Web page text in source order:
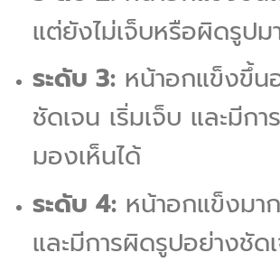
แต่ยังไม่เจ็บหรือผิดรูปม
ระดับ 3:หน้าอกแข็งขึ้น
ชัดเจน เริ่มเจ็บ และมีก
มองเห็นได้
ระดับ 4:หน้าอกแข็งมา
และมีการผิดรูปอย่างชัด